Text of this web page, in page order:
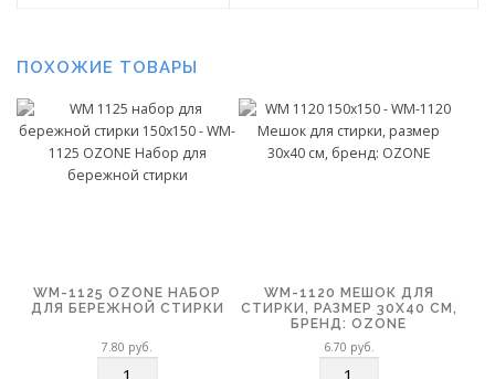
ПОХОЖИЕ ТОВАРЫ
WM-1125 OZONE НАБОР
ДЛЯ БЕРЕЖНОЙ СТИРКИ
7.80 руб.
WM-1120 МЕШОК ДЛЯ
СТИРКИ, РАЗМЕР 30Х40 СМ,
БРЕНД: OZONE
6.70 руб.